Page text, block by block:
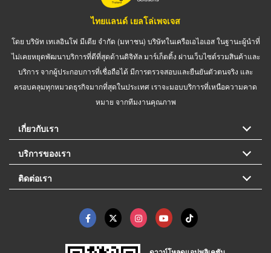
ไทยแลนด์ เยลโล่เพจเจส
โดย บริษัท เทเลอินโฟ มีเดีย จำกัด (มหาชน) บริษัทในเครือเอไอเอส ในฐานะผู้นำที่
ไม่เคยหยุดพัฒนาบริการที่ดีที่สุดด้านดิจิทัล มาร์เก็ตติ้ง ผ่านเว็บไซต์รวมสินค้าและ
บริการ จากผู้ประกอบการที่เชื่อถือได้ มีการตรวจสอบและยืนยันตัวตนจริง และ
ครอบคลุมทุกหมวดธุรกิจมากที่สุดในประเทศ เราจะมอบบริการที่เหนือความคาด
หมาย จากทีมงานคุณภาพ
เกี่ยวกับเรา
บริการของเรา
ติดต่อเรา